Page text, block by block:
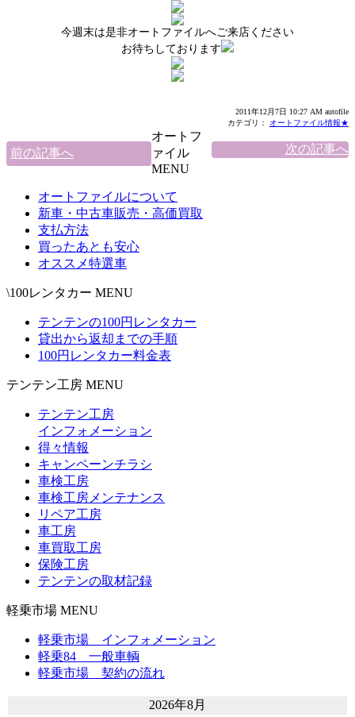
今週末は是非オートファイルへご来店ください
お待ちしております
2011年12月7日 10:27 AM autofile
カテゴリ： オートファイル情報★
前の記事へ 次の記事へ
オートフ
ァイル
MENU
オートファイルについて
新車・中古車販売・高価買取
支払方法
買ったあとも安心
オススメ特選車
\100レンタカー MENU
テンテンの100円レンタカー
貸出から返却までの手順
100円レンタカー料金表
テンテン工房 MENU
テンテン工房
インフォメーション
得々情報
キャンペーンチラシ
車検工房
車検工房メンテナンス
リペア工房
車工房
車買取工房
保険工房
テンテンの取材記録
軽乗市場 MENU
軽乗市場 インフォメーション
軽乗84 一般車輌
軽乗市場 契約の流れ
2026年8月